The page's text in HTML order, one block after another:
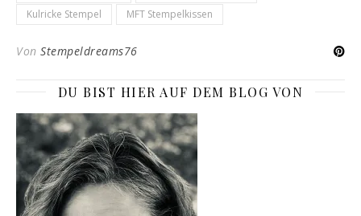
Kulricke Stempel
MFT Stempelkissen
Von Stempeldreams76
DU BIST HIER AUF DEM BLOG VON